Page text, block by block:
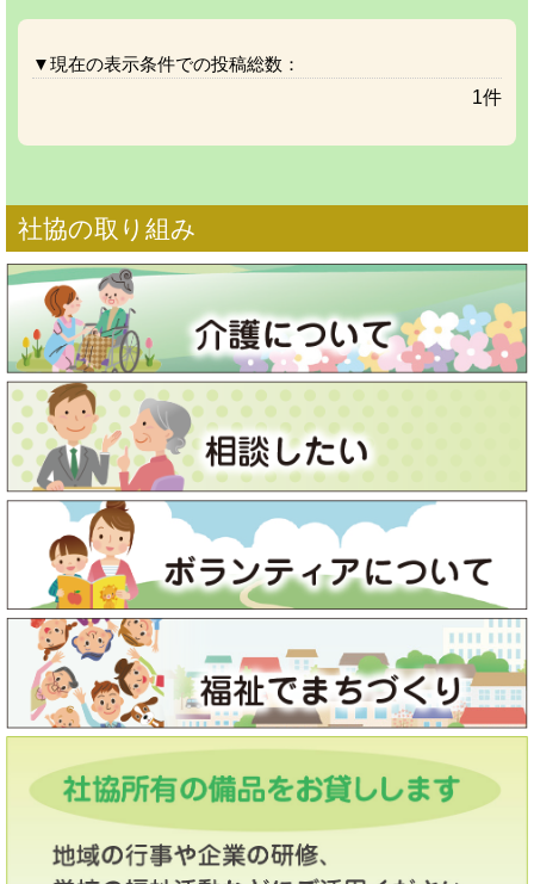
▼現在の表示条件での投稿総数：
1件
社協の取り組み